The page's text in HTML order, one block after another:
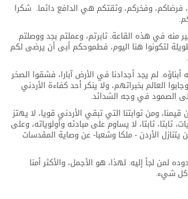
فرضاكم، وفخركم، وثقتكم هي الدافع دائما. شكرا
منه في هذه القاعة. ثابرتم، وعملتم بجد ووصلتم
طويلة لتكونوا هنا اليوم، فطموحكم أبى أن يرضى لكم
لم يجد أجدادنا في الأرض آبارا، فشقوا الصخر
العالم بخبراتهم، ولا ينكر أحد كفاءة الأردني
الصمود في وجه الشدائد.
ومن ثوابتنا التي تبقي الأردني قويا، لا يهتز
ثابتا، ثابتا، لا يساوم على مبادئه وأولوياته، وعلى
يتنازل الأردن - ملكا وشعبا- عن وصاية المقدسات
لمن لجأ إليه. لهذا، هو الأجمل، والأكثر أمنا
كل شيء.